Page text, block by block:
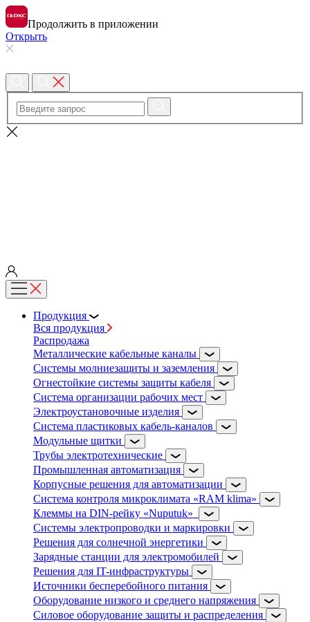
Продолжить в приложении
Открыть
Продукция
Вся продукция
Распродажа
Металлические кабельные каналы
Системы молниезащиты и заземления
Огнестойкие системы защиты кабеля
Система организации рабочих мест
Электроустановочные изделия
Система пластиковых кабель-каналов
Модульные щитки
Трубы электротехнические
Промышленная автоматизация
Корпусные решения для автоматизации
Система контроля микроклимата «RAM klima»
Клеммы на DIN-рейку «Nuputuk»
Системы электропроводки и маркировки
Решения для солнечной энергетики
Зарядные станции для электромобилей
Решения для IT-инфраструктуры
Источники бесперебойного питания
Оборудование низкого и среднего напряжения
Силовое оборудование защиты и распределения